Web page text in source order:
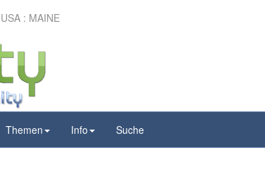
: MAINE
Themen Info Suche